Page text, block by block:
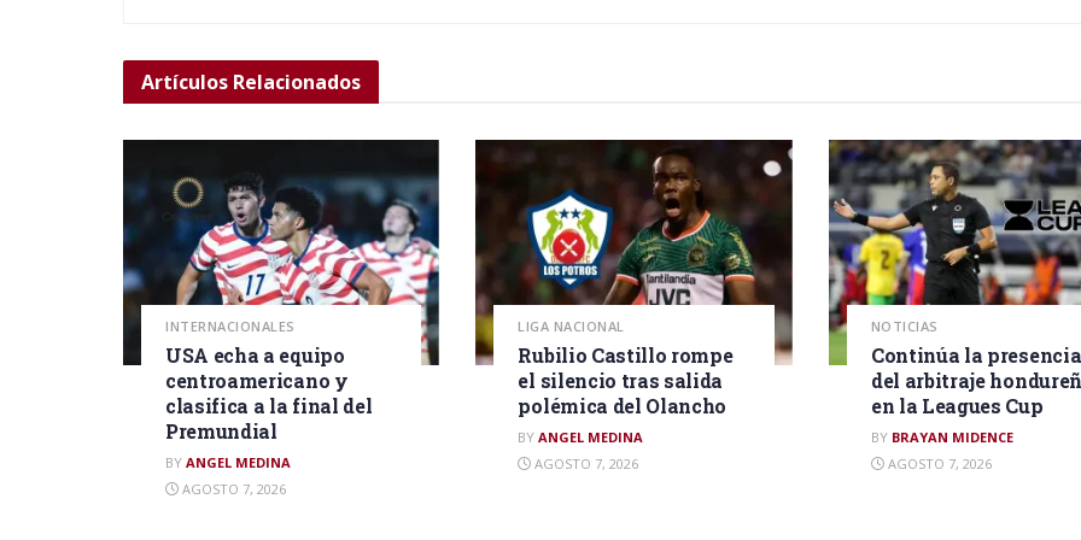
Artículos Relacionados
INTERNACIONALES
USA echa a equipo
centroamericano y
clasifica a la final del
Premundial
BY ANGEL MEDINA
AGOSTO 7, 2026
LIGA NACIONAL
Rubilio Castillo rompe
el silencio tras salida
polémica del Olancho
BY ANGEL MEDINA
AGOSTO 7, 2026
NOTICIAS
Continúa la presencia
del arbitraje
en la Leagues Cup
BY BRAYAN MIDENCE
AGOSTO 7, 2026